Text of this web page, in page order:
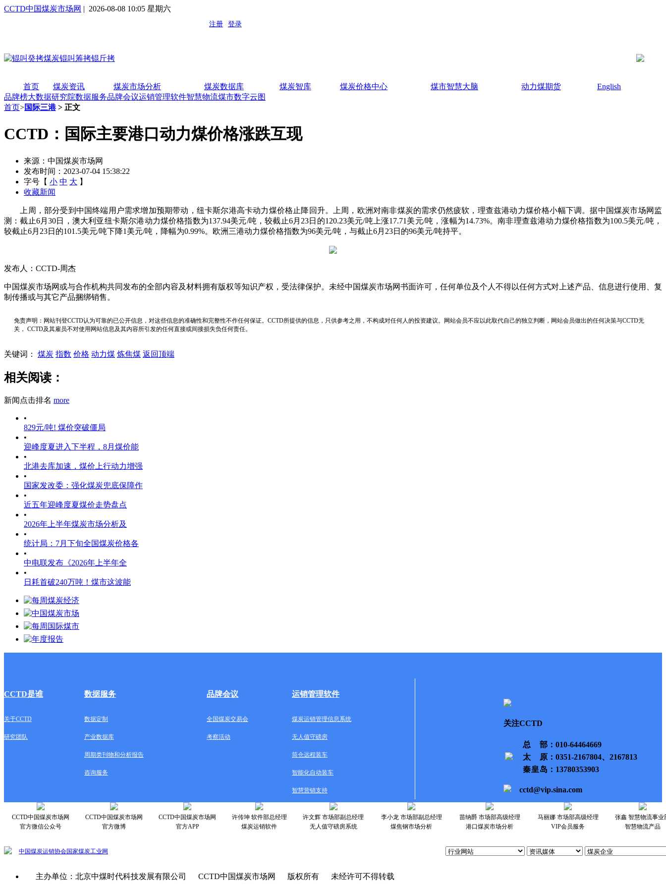
CCTD中国煤炭市场网 | 2026-08-08 10:05 星期六
首页 煤炭资讯 煤炭市场分析 煤炭数据库 煤炭智库 煤炭价格中心 煤市智慧大脑 动力煤期货
English
品牌榜大数据研究院数据服务品牌会议运销管理软件智慧物流煤市数字云图
首页>国际三港> 正文
CCTD：国际主要港口动力煤价格涨跌互现
来源：中国煤炭市场网
发布时间：2023-07-04 15:38:22
字号【 小 中 大 】
收藏新闻
上周，部分受到中国终端用户需求增加预期带动，纽卡斯尔港高卡动力煤价格止降回升。上周，欧洲对南非煤炭的需求仍然疲软，理查兹港动力煤价格小幅下调。据中国煤炭市场网监
测：截止6月30日，澳大利亚纽卡斯尔港动力煤价格指数为137.94美元/吨，较截止6月23日的120.23美元/吨上涨17.71美元/吨，涨幅为14.73%。南非理查兹港动力煤价格指数为100.5美元/吨，
较截止6月23日的101.5美元/吨下降1美元/吨，降幅为0.99%。欧洲三港动力煤价格指数为96美元/吨，与截止6月23日的96美元/吨持平。
发布人：CCTD-周杰
中国煤炭市场网或与合作机构共同发布的全部内容及材料拥有版权等知识产权，受法律保护。未经中国煤炭市场网书面许可，任何单位及个人不得以任何方式对上述产品、信息进行使用、复
制传播或与其它产品捆绑销售。
免责声明：网站刊登CCTD认为可靠的已公开信息，对这些信息的准确性和完整性不作任何保证。CCTD所提供的信息，只供参考之用，不构成对任何人的投资建议。网站会员不应以此取代自己的独立判断，网站会员做出的任何决策与CCTD无
关， CCTD及其雇员不对使用网站信息及其内容所引发的任何直接或间接损失负任何责任。
关键词： 煤炭 指数 价格 动力煤 炼焦煤 返回顶端
相关阅读：
新闻点击排名 more
•
829元/吨! 煤价突破僵局
•
迎峰度夏进入下半程，8月煤价能
•
北港去库加速，煤价上行动力增强
•
国家发改委：强化煤炭兜底保障作
•
近五年迎峰度夏煤价走势盘点
•
2026年上半年煤炭市场分析及
•
统计局：7月下旬全国煤炭价格各
•
中电联发布《2026年上半年全
•
日耗首破240万吨！煤市这波能
CCTD是谁 数据服务 品牌会议 运销管理软件
关于CCTD 数据定制 全国煤炭交易会 煤炭运销管理信息系统
研究团队 产业数据库 考察活动 无人值守磅房
周期类刊物和分析报告 筒仓远程装车
咨询服务 智能化自动装车
智慧营销支持
关注CCTD
总部 ：010-64464669
太原 ：0351-2167804、2167813
秦皇岛 ：13780353903
cctd@vip.sina.com
CCTD中国煤炭市场网
官方微信公众号
CCTD中国煤炭市场网
官方微博
CCTD中国煤炭市场网
官方APP
许传坤 软件部总经理
煤炭运销软件
许文辉 市场部副总经理
无人值守磅房系统
李小龙 市场部副总经理
煤焦钢市场分析
苗纳爵 市场部高级经理
港口煤炭市场分析
马丽娜 市场部高级经理
VIP会员服务
张鑫 智慧物流事业
智慧物流产品
中国煤炭运销协会国家煤炭工业网
主办单位：北京中煤时代科技发展有限公司 CCTD中国煤炭市场网 版权所有 未经许可不得转载